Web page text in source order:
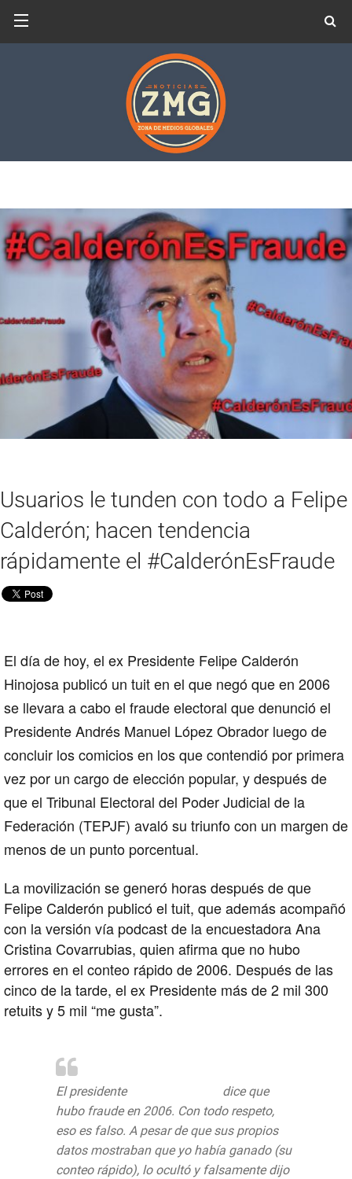
Usuarios le tunden con todo a Felipe
Calderón; hacen tendencia
rápidamente el #CalderónEsFraude
El día de hoy, el ex Presidente Felipe Calderón
Hinojosa publicó un tuit en el que negó que en 2006
se llevara a cabo el fraude electoral que denunció el
PresidenteAndrés Manuel López Obrador luego de
concluir los comicios en los que contendió por primera
vez por un cargo de elección popular, y después de
que el Tribunal Electoral del Poder Judicial de la
Federación (TEPJF) avaló su triunfo con un margen de
menos de un punto porcentual.
La movilización se generó horas después de que
Felipe Calderón publicó el tuit, que además acompañó
con la versión vía podcast de la encuestadora Ana
Cristina Covarrubias, quien afirma que no hubo
errores en el conteo rápido de 2006. Después de las
cinco de la tarde, el ex Presidente más de 2 mil 300
retuits y 5 mil “me gusta”.
El presidente
dice que
hubo fraude en 2006. Con todo respeto,
eso es falso. A pesar de que sus propios
datos mostraban que yo había ganado (su
conteo rápido), lo ocultó y falsamente dijo